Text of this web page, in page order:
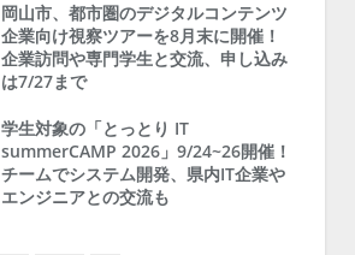
岡山市、都市圏のデジタルコンテンツ
企業向け視察ツアーを8月末に開催！
企業訪問や専門学生と交流、申し込み
は7/27まで
学生対象の「とっとり IT
summerCAMP 2026」9/24~26開催！
チームでシステム開発、県内IT企業や
エンジニアとの交流も